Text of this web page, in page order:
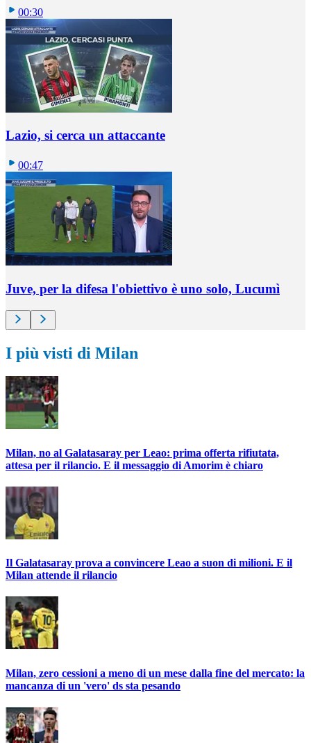
00:30
Lazio, si cerca un attaccante
00:47
Juve, per la difesa l'obiettivo è uno solo, Lucumì
I più visti di Milan
Milan, no al Galatasaray per Leao: prima offerta rifiutata,
attesa per il rilancio. E il messaggio di Amorim è chiaro
Il Galatasaray prova a convincere Leao a suon di milioni. E il
Milan attende il rilancio
Milan, zero cessioni a meno di un mese dalla fine del mercato: la
mancanza di un 'vero' ds sta pesando